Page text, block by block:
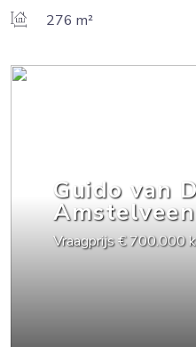
276 m²
Guido van
Amstelveen
Vraagprijs€ 700.000